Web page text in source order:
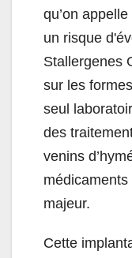
qu’on
un risque
Stallergenes
sur les
seul
des
venins
majeur.
Cette